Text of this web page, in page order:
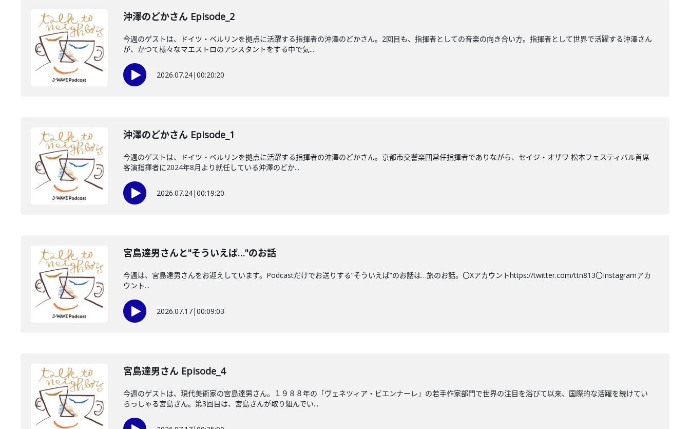
沖澤のどかさん Episode_2
今週のゲストは、ドイツ・ベルリンを拠点に活躍する指揮者の沖澤のどかさん。2回目も、指揮者としての音楽の向き合い方。指揮者として世界で活躍する沖澤さん
が、かつて様々なマエストロのアシスタントをする中で気...
2026.07.24|00:20:20
沖澤のどかさん Episode_1
今週のゲストは、ドイツ・ベルリンを拠点に活躍する指揮者の沖澤のどかさん。京都市交響楽団常任指揮者でありながら、セイジ・オザワ 松本フェスティバル首席
客演指揮者に2024年8月より就任している沖澤のどか...
2026.07.24|00:19:20
宮島達男さんと"そういえば…"のお話
今週は、宮島達男さんをお迎えしています。Podcastだけでお送りする”そういえば”のお話は…旅のお話。〇Xアカウントhttps://twitter.com/ttn813〇Instagramアカ
ウント...
2026.07.17|00:09:03
宮島達男さん Episode_4
今週のゲストは、現代美術家の宮島達男さん。１９８８年の「ヴェネツィア・ビエンナーレ」の若手作家部門で世界の注目を浴びて以来、国際的な活躍を続けてい
らっしゃる宮島さん。第3回目は、宮島さんが取り組んでい...